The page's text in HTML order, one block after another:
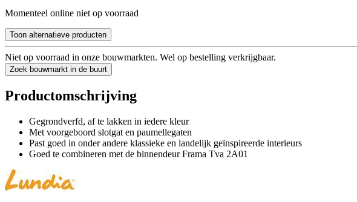
Momenteel online niet op voorraad
Toon alternatieve producten
Niet op voorraad in onze bouwmarkten. Wel op bestelling verkrijgbaar.
Zoek bouwmarkt in de buurt
Productomschrijving
Gegrondverfd, af te lakken in iedere kleur
Met voorgeboord slotgat en paumellegaten
Past goed in onder andere klassieke en landelijk geïnspireerde interieurs
Goed te combineren met de binnendeur Frama Tva 2A01